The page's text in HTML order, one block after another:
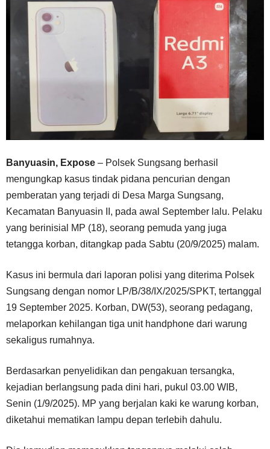
Banyuasin, Expose – Polsek Sungsang berhasil
mengungkap kasus tindak pidana pencurian dengan
pemberatan yang terjadi di Desa Marga Sungsang,
Kecamatan Banyuasin II, pada awal September lalu. Pelaku
yang berinisial MP (18), seorang pemuda yang juga
tetangga korban, ditangkap pada Sabtu (20/9/2025) malam.
Kasus ini bermula dari laporan polisi yang diterima Polsek
Sungsang dengan nomor LP/B/38/IX/2025/SPKT, tertanggal
19 September 2025. Korban, DW(53), seorang pedagang,
melaporkan kehilangan tiga unit handphone dari warung
sekaligus rumahnya.
Berdasarkan penyelidikan dan pengakuan tersangka,
kejadian berlangsung pada dini hari, pukul 03.00 WIB,
Senin (1/9/2025). MP yang berjalan kaki ke warung korban,
diketahui mematikan lampu depan terlebih dahulu.